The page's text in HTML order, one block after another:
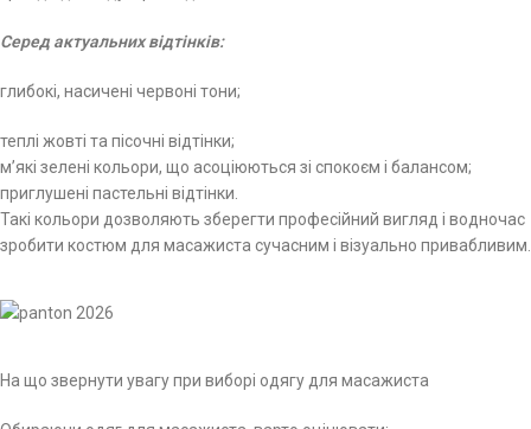
Серед актуальних відтінків:
глибокі, насичені червоні тони;
теплі жовті та пісочні відтінки;
м’які зелені кольори, що асоціюються зі спокоєм і балансом;
приглушені пастельні відтінки.
Такі кольори дозволяють зберегти професійний вигляд і водночас
зробити костюм для масажиста сучасним і візуально привабливим.
На що звернути увагу при виборі одягу для масажиста